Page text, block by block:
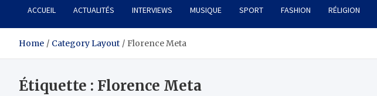
ACCUEIL ACTUALITÉS INTERVIEWS MUSIQUE SPORT FASHION RÉLIGION
Home Category Layout Florence Meta
Étiquette : Florence Meta